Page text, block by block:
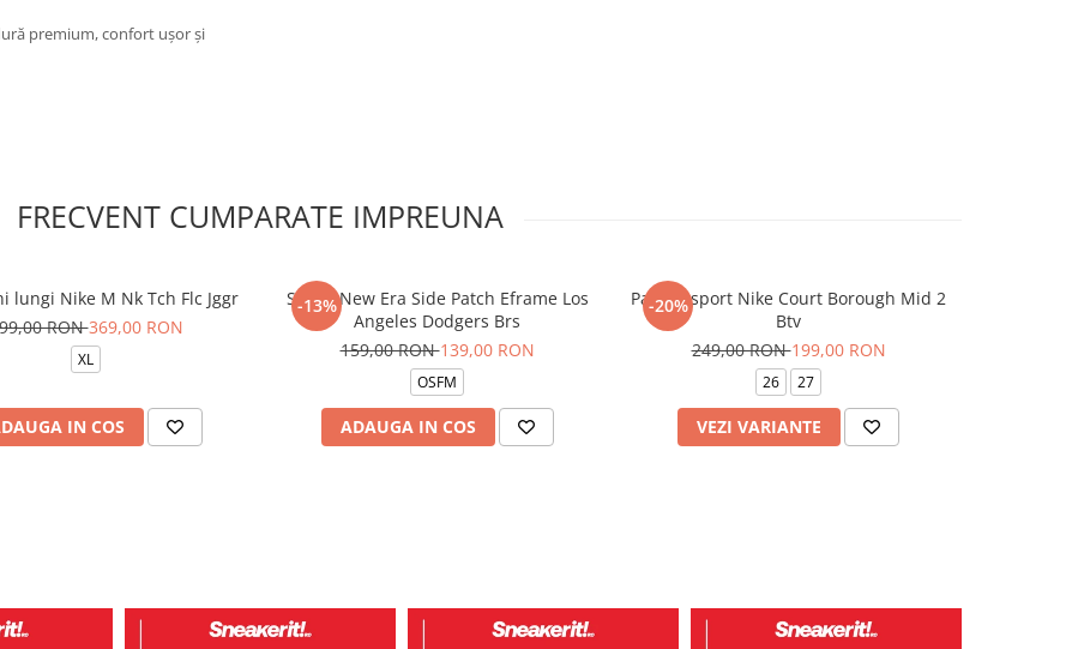
premium, confort ușor și
FRECVENT CUMPARATE IMPREUNA
lungi Nike M Nk Tch Flc Jggr
RON369,00 RON
XL
IN COS
-13%
Sapca New Era Side Patch Eframe Los
Angeles Dodgers Brs
159,00 RON139,00 RON
OSFM
ADAUGA IN COS
-20%
Pantofi sport Nike Court Borough Mid 2
Btv
249,00 RON199,00 RON
26 27
VEZI VARIANTE